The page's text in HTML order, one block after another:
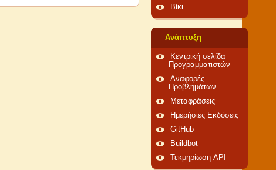
Βίκι
Ανάπτυξη
Κεντρική σελίδα
Προγραμματιστών
Αναφορές
Προβλημάτων
Μεταφράσεις
Ημερήσιες Εκδόσεις
GitHub
Buildbot
Τεκμηρίωση API